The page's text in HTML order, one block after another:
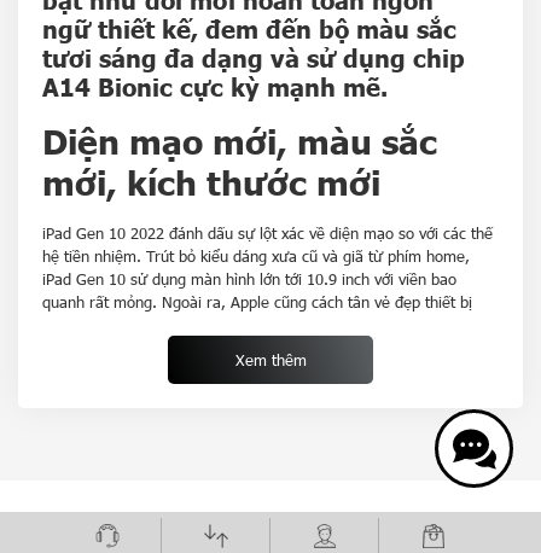
ngữ thiết kế, đem đến bộ màu sắc
tươi sáng đa dạng và sử dụng chip
A14 Bionic cực kỳ mạnh mẽ.
Diện mạo mới, màu sắc
mới, kích thước mới
iPad Gen 10 2022 đánh dấu sự lột xác về diện mạo so với các thế
hệ tiền nhiệm. Trút bỏ kiểu dáng xưa cũ và giã từ phím home,
iPad Gen 10 sử dụng màn hình lớn tới 10.9 inch với viền bao
quanh rất mỏng. Ngoài ra, Apple cũng cách tân vẻ đẹp thiết bị
Trẻ trung, thời trang và thanh lịch là những cảm nhận rõ ràng
nhất khi bạn ngắm nhìn sản phẩm này.
Ngoài việc tương thích với bút Apple Pencil 1, iPad Gen 10 2022
với kích cỡ mới còn có thể hoạt động tốt cùng bàn phím chính
Xem thêm
HỆ THỐNG SHOWROOM